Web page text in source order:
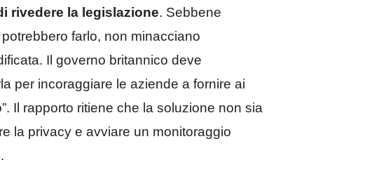
rivedere la legislazione. Sebbene
farlo, non minacciano
Il governo britannico deve
per incoraggiare le aziende a fornire ai
Il rapporto ritiene che la soluzione non sia
la privacy e avviare un monitoraggio